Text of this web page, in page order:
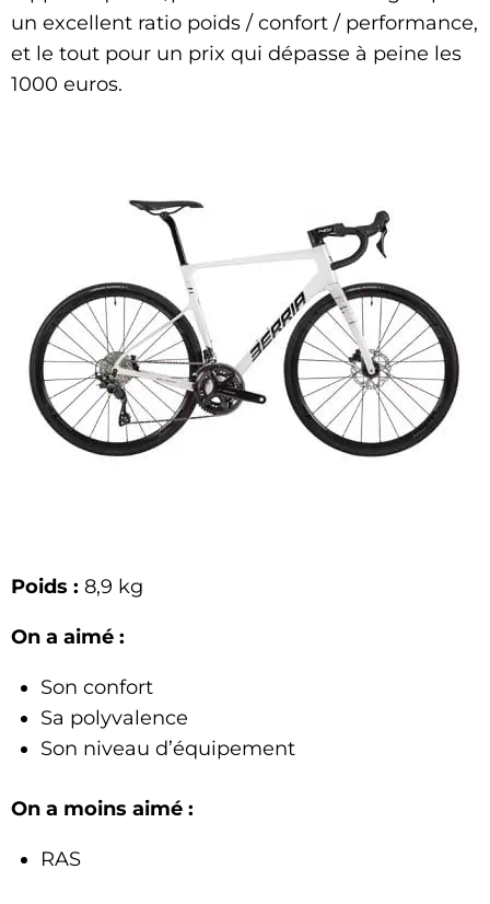
un excellent ratio poids / confort / performance,
et le tout pour un prix qui dépasse à peine les
1000 euros.
Poids : 8,9 kg
On a aimé :
Son confort
Sa polyvalence
Son niveau d’équipement
On a moins aimé :
RAS